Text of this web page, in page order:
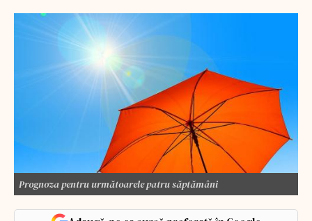
Prognoza pentru următoarele patru săptămâni